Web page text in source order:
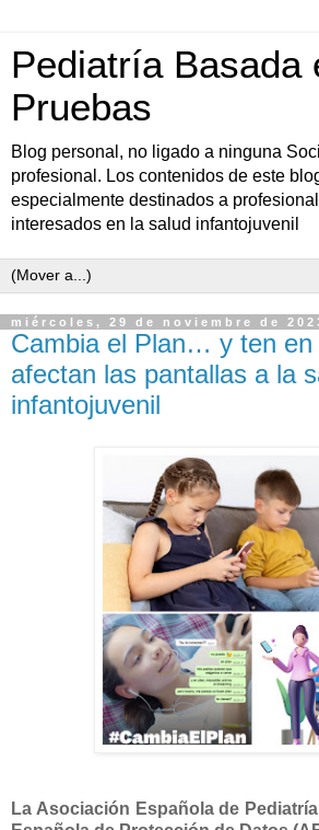
Pediatría Basada
Pruebas
Blog personal, no ligado a ninguna
profesional. Los contenidos de este
especialmente destinados a
interesados en la salud infantojuvenil
miércoles, 29 de noviembre de
Cambia el Plan… y ten en
afectan las pantallas a la
infantojuvenil
La Asociación Española de